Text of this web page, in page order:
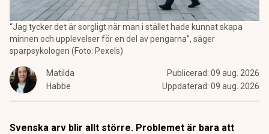
“Jag tycker det är sorgligt när man i stället hade kunnat skapa
minnen och upplevelser för en del av pengarna”, säger
sparpsykologen (Foto: Pexels)
Matilda
Habbe
Publicerad: 09 aug. 2026
Uppdaterad: 09 aug. 2026
Svenska arv blir allt större. Problemet är bara att